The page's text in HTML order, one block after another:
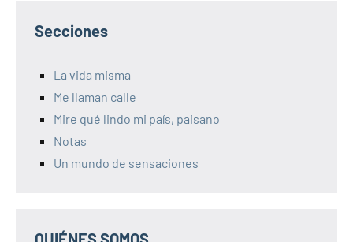
Secciones
La vida misma
Me llaman calle
Mire qué lindo mi país, paisano
Notas
Un mundo de sensaciones